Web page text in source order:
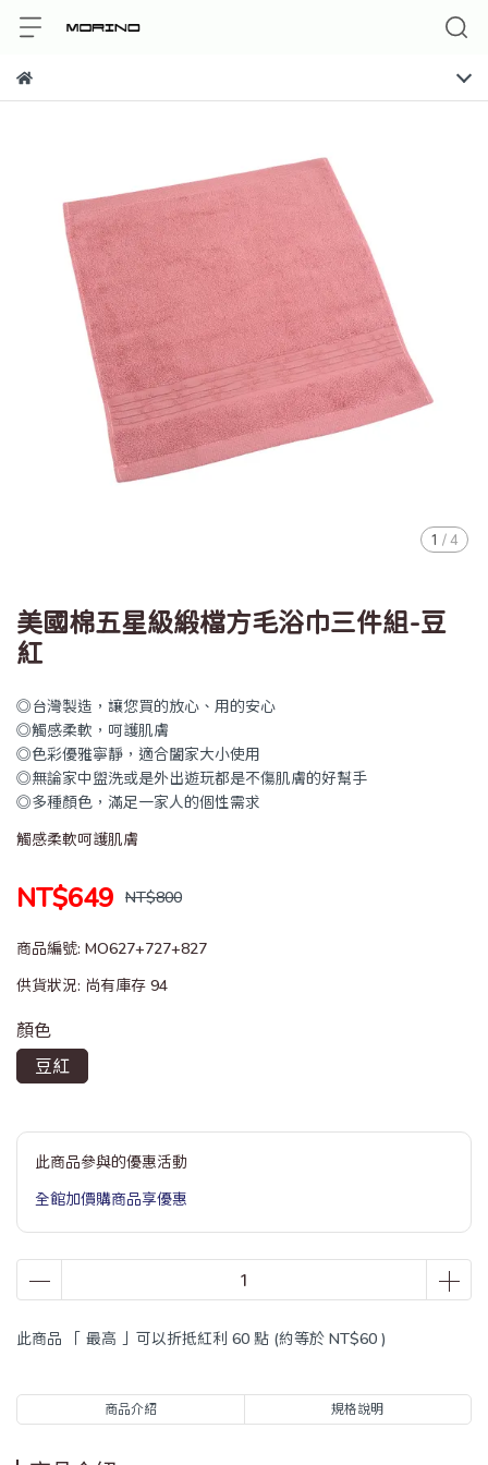
1 /4
美國棉五星級緞檔方毛浴巾三件組-豆
紅
◎台灣製造，讓您買的放心、用的安心
◎觸感柔軟，呵護肌膚
◎色彩優雅寧靜，適合闔家大小使用
◎無論家中盥洗或是外出遊玩都是不傷肌膚的好幫手
◎多種顏色，滿足一家人的個性需求
觸感柔軟呵護肌膚
NT$649 NT$800
商品編號: MO627+727+827
供貨狀況: 尚有庫存 94
顏色
豆紅
此商品參與的優惠活動
全館加價購商品享優惠
此商品 「 最高 」可以折抵紅利 60 點 (約等於 NT$60 )
商品介紹 規格說明